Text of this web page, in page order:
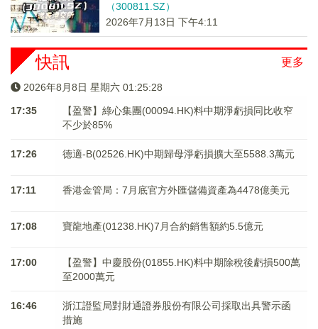
（300811.SZ）
2026年7月13日 下午4:11
更多
快訊
2026年8月8日 星期六 01:25:29
17:35
【盈警】綠心集團(00094.HK)料中期淨虧損同比收窄
不少於85%
17:26 德適-B(02526.HK)中期歸母淨虧損擴大至5588.3萬元
17:11 香港金管局：7月底官方外匯儲備資產為4478億美元
17:08 寶龍地產(01238.HK)7月合約銷售額約5.5億元
17:00
【盈警】中慶股份(01855.HK)料中期除稅後虧損500萬
至2000萬元
16:46
浙江證監局對財通證券股份有限公司採取出具警示函
措施